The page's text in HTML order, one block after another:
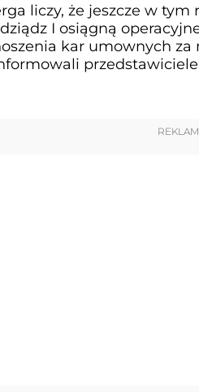
liczy, że jeszcze w tym
I osiągną
kar umownych